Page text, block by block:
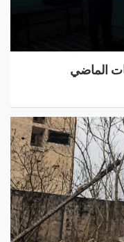
الماضي